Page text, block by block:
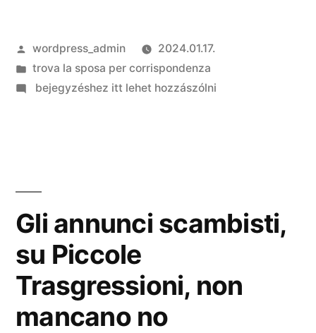
Szerző:
wordpress_admin
2024.01.17.
Kategória:
trova la sposa per corrispondenza
on
Ricomincia
direttore
quest’oggi
bejegyzéshez itt lehet hozzászólni
Gli annunci scambisti,
su Piccole
Trasgressioni, non
mancano no